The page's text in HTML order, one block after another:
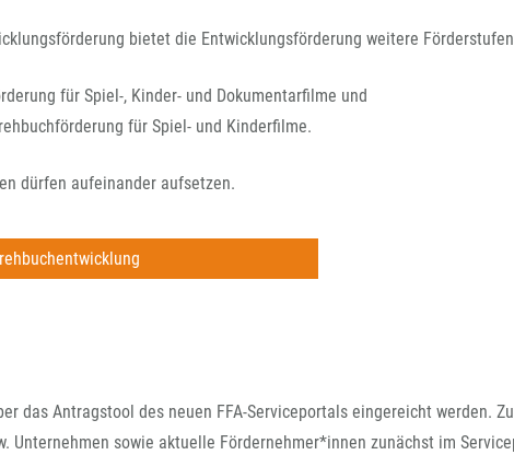
bietet die Entwicklungsförderung weitere
für Spiel-, Kinder- und Dokumentarfilme und
für Spiel- und Kinderfilme.
dürfen aufeinander aufsetzen.
das Antragstool des neuen FFA-Serviceportals eingereicht werden.
Unternehmen sowie aktuelle Fördernehmer*innen zunächst im